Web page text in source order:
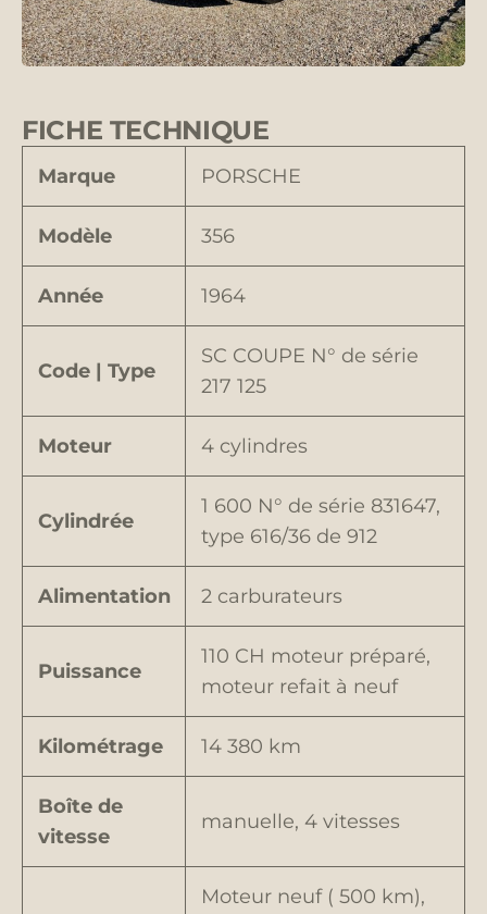
FICHE TECHNIQUE
Marque PORSCHE
Modèle 356
Année 1964
Code | Type
SC COUPE N° de série
217 125
Moteur 4 cylindres
Cylindrée
1 600 N° de série 831647,
type 616/36 de 912
Alimentation 2 carburateurs
Puissance
110 CH moteur préparé,
moteur refait à neuf
Kilométrage 14 380 km
Boîte de
vitesse
manuelle, 4 vitesses
Moteur neuf ( 500 km),